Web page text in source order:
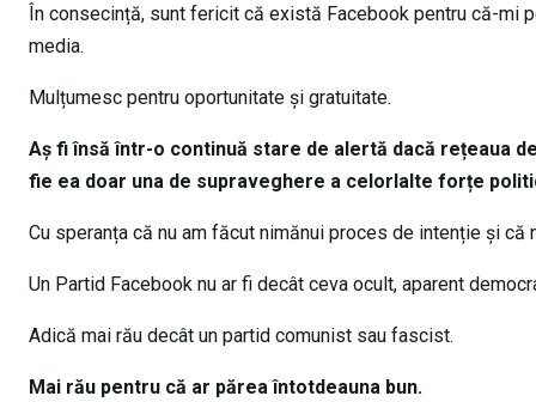
În consecință, sunt fericit că există Facebook pentru că-mi
media.
Mulțumesc pentru oportunitate și gratuitate.
Aș fi însă într-o continuă stare de alertă dacă rețeaua
fie ea doar una de supraveghere a celorlalte forțe
Cu speranța că nu am făcut nimănui proces de intenție și
Un Partid Facebook nu ar fi decât ceva ocult, aparent
Adică mai rău decât un partid comunist sau fascist.
Mai rău pentru că ar părea întotdeauna bun.